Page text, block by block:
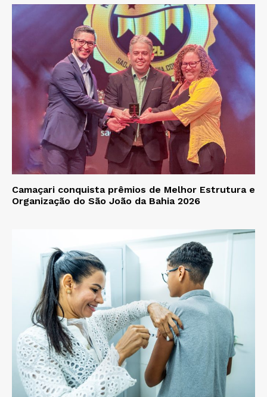
Camaçari conquista prêmios de Melhor Estrutura e
Organização do São João da Bahia 2026